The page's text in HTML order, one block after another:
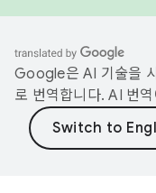
Google은 AI 기술을
로 번역합니다. AI 번